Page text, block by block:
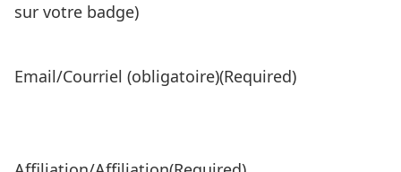
sur votre badge)
Email/Courriel (obligatoire)(Required)